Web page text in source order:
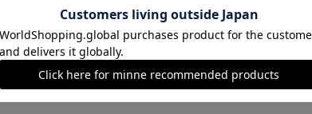
プライバシーポリシー 会社概要 採用情報 メディアキット
©GMO Pepabo, Inc. All rights reserved.